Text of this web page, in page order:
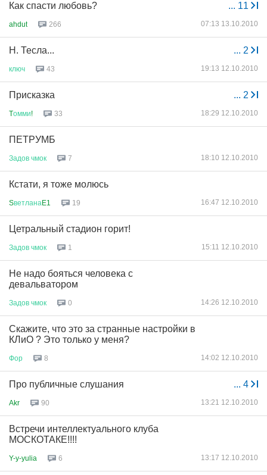
... 11
Как спасти любовь?
ahdut 266 07:13 13.10.2010
... 2
Н. Тесла...
ключ 43 19:13 12.10.2010
... 2
Присказка
Tомми! 33 18:29 12.10.2010
ПЕТРУМБ
Задов чмок 7 18:10 12.10.2010
Кстати, я тоже молюсь
SветланаE1 19 16:47 12.10.2010
Цетральный стадион горит!
Задов чмок 1 15:11 12.10.2010
Не надо бояться человека с
девальватором
Задов чмок 0 14:26 12.10.2010
Скажите, что это за странные настройки в
КЛиО ? Это только у меня?
Фор 8 14:02 12.10.2010
... 4
Про публичные слушания
Akr 90 13:21 12.10.2010
Встречи интеллектуального клуба
МОСКОТАКЕ!!!!
Y-y-yulia 6 13:17 12.10.2010